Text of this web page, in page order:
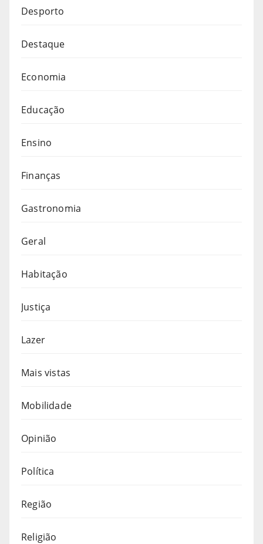
Desporto
Destaque
Economia
Educação
Ensino
Finanças
Gastronomia
Geral
Habitação
Justiça
Lazer
Mais vistas
Mobilidade
Opinião
Política
Região
Religião